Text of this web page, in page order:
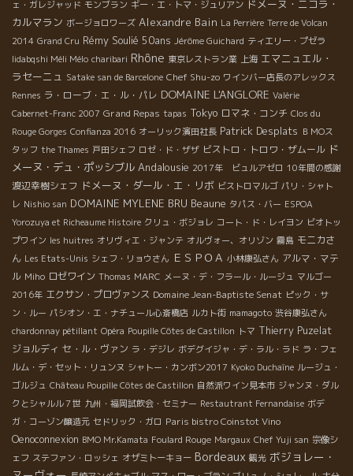
ェ・ガレジャッド モンブラン ギー・エ・トマ・ジュリアン ドメーヌ・ニコラ・
カルマラン ボージョロワーズ Alexandre Bain La Perrière Terre de Volcan
2014 Grand Cru Rémy Soulié 50ans Jérôme Guichard ティエリー・プゼラ
Iidabqshi Méli Mélo charibari Rhône 東京レストラン業 上海 エマニュエル・
ラセーニュ Satake san de Barcelone Chef Shu-zo ワインバー店長のアレックス
Rennes ラ・ローブ・エ・ル・パレ DOMAINE L'ANGLORE Valérie
Cabernet-Franc 2007 Grand Repas tapas Tokyo ロマネ・コンチ Clos du
Rouge Gorges Confianza 2016 オーリック濱田社長 Patrick Desplats ＢＭОス
タッフ the Thames 戸田シェフ ロゼ・ド・ザザ ビストロ・トロワ・ザムール ド
メーヌ・デュ・ポッシブル Andalousie 2017年 ビュルアゼロ 10年間の感謝
渡辺幸樹シェフ ドメーヌ・ダール・エ・リボ ビストロマルゴ パリ・シャト
レ Nishio san DOMAINE MYLENE BRU Beaune タパス・バー ESPOA
Yorozuya et Richeaume Histoire クリュ・ボジョレ コート・ド・レイヨン ビオトッ
プワイン les huitres オリヴィエ・ジャンテ オルヴォー、オリゾン 霧島 モニカさ
ん Les Etats-Unis シェフ・リョウさん ＥＳＰＯＡ 小林康弘さん アルマ・マテ
ル Miho ロゼワイン Thomas MARC メーヌ・デ・フラール・ルージュ マルゴー
2016年 エクサン・プロヴァンス Domaine Jean-Baptiste Senat ピック・サ
ン・ルー パシオン・エ・ナチュール心斎橋店 ルカト街 mamagoto 渋谷康弘さん
chardonnay pétillant Opéra Poupille Côtes de Castillon トマ Thierry Puzelat
ジョルディ セ・ル・ヴァン ラ・デジレ ボデグイジャ・デ・ラル・ラド ラ・フェ
ルム・デ・セット・リュンヌ シャトー・カンボン2017 Kyoko Duchaîne ルージュ・
ゴルジュ Château Poupille Côtes de Castillon 自然派ワイン見本市 ジャンヌ・ダル
クとシャルル７世 九州・福岡試飲会・セミナー Restautrant Fernandaise ボデ
ガ・コーゾン醸造元 セドリック・ガロ Paris bistro Coinstot Vino
Oenoconnexion BMO Mr.Kamata Foulard Rouge Margaux Chef Yuji san 宗像シ
ェフ ステファン・ロッシェ オザミトーキョー Bordeaux 観光 ボジョレー・